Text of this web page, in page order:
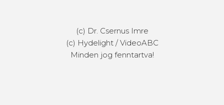
(c) Dr. Csernus Imre
(c) Hydelight / VideoABC
Minden jog fenntartva!